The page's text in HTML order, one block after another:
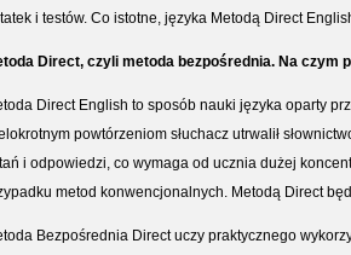
i testów. Co istotne, języka Metodą Direct
Direct, czyli metoda bezpośrednia. Na czym
Direct English to sposób nauki języka oparty
powtórzeniom słuchacz utrwalił
i odpowiedzi, co wymaga od ucznia dużej
metod konwencjonalnych. Metodą Direct
Bezpośrednia Direct uczy praktycznego